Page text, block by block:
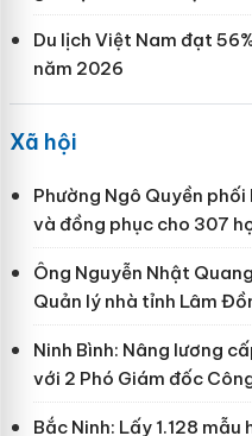
Du lịch Việt Nam đạt
năm 2026
Xã hội
Phường Ngô Quyền
và đồng phục cho 307
Ông Nguyễn Nhật
Quản lý nhà tỉnh Lâm
Ninh Bình: Nâng lương
với 2 Phó Giám đốc
Bắc Ninh: Lấy 1.128